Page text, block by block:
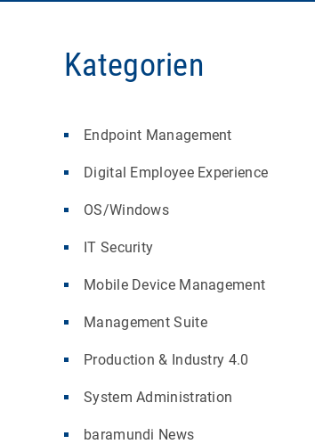
Kategorien
Endpoint Management
Digital Employee Experience
OS/Windows
IT Security
Mobile Device Management
Management Suite
Production & Industry 4.0
System Administration
baramundi News